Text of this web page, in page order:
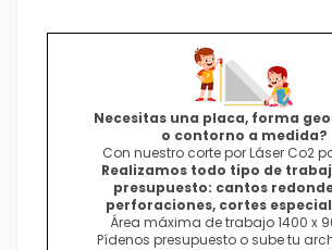
Necesitas una placa, forma
o contorno a medida?
Con nuestro corte por Láser Co2
Realizamos todo tipo de
presupuesto: cantos
perforaciones, cortes
Área máxima de trabajo 1400 x
Pídenos presupuesto o sube tu